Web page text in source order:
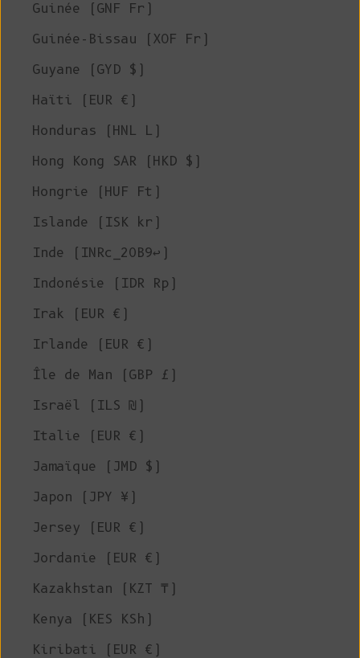
Guinée (GNF Fr)
Guinée-Bissau (XOF Fr)
Guyane (GYD $)
Haïti (EUR €)
Honduras (HNL L)
Hong Kong SAR (HKD $)
Hongrie (HUF Ft)
Islande (ISK kr)
Inde (INRc_20B9↩)
Indonésie (IDR Rp)
Irak (EUR €)
Irlande (EUR €)
Île de Man (GBP £)
Israël (ILS ₪)
Italie (EUR €)
Jamaïque (JMD $)
Japon (JPY ¥)
Jersey (EUR €)
Jordanie (EUR €)
Kazakhstan (KZT ₸)
Kenya (KES KSh)
Kiribati (EUR €)